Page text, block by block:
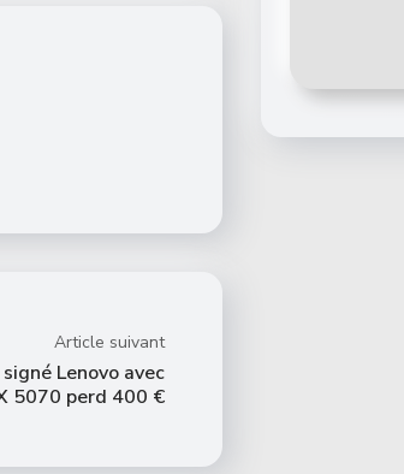
Article suivant
Lenovo avec
5070 perd 400 €